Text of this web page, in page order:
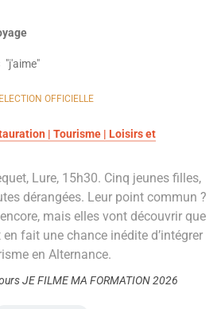
"j'aime"
OFFICIELLE
| Tourisme | Loisirs et
Lure, 15h30. Cinq jeunes filles,
dérangées. Leur point commun ?
mais elles vont découvrir que
fait une chance inédite d’intégrer
en Alternance.
JE FILME MA FORMATION 2026